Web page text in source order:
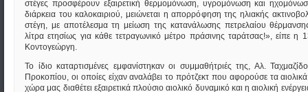
στέγες προσφέρουν εξαιρετική θερμομόνωση, υγρομόνωση και
διάρκεια του καλοκαιριού, μειώνεται η απορρόφηση της ηλιακής
στέγη, με αποτέλεσμα τη μείωση της κατανάλωσης πετρελαίου
λίτρα ετησίως για κάθε τετραγωνικό μέτρο πράσινης ταράτσας!», είπε η
Κοντογεώργη.
Το ίδιο καταρτισμένες εμφανίστηκαν οι συμμαθήτριές της, Αλ.
Προκοπίου, οι οποίες είχαν αναλάβει το πρότζεκτ που αφορούσε τα
χώρα μας διαθέτει εξαιρετικά πλούσιο αιολικό δυναμικό και η αιολική